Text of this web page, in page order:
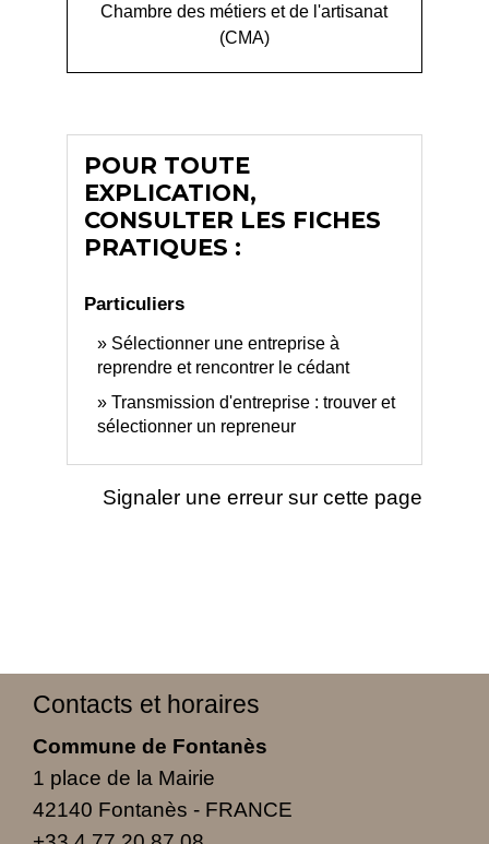
Chambre des métiers et de l'artisanat
(CMA)
POUR TOUTE
EXPLICATION,
CONSULTER LES FICHES
PRATIQUES :
Particuliers
Sélectionner une entreprise à
reprendre et rencontrer le cédant
Transmission d'entreprise : trouver et
sélectionner un repreneur
Signaler une erreur sur cette page
Contacts et horaires
Commune de Fontanès
1 place de la Mairie
42140 Fontanès - FRANCE